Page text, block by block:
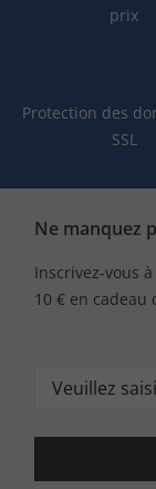
prix
Protection des
SSL
Ne manquez
Inscrivez-vous
10 € en cadeau